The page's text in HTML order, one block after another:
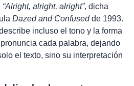
“Alright, alright, alright”, dicha
Dazed and Confusedde 1993.
incluso el tono y la forma
cada palabra, dejando
el texto, sino su interpretación